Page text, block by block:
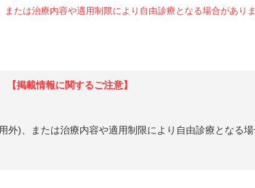
たは治療内容や適用制限により自由診療となる場合がありま
【掲載情報に関するご注意】
外)、または治療内容や適用制限により自由診療となる場